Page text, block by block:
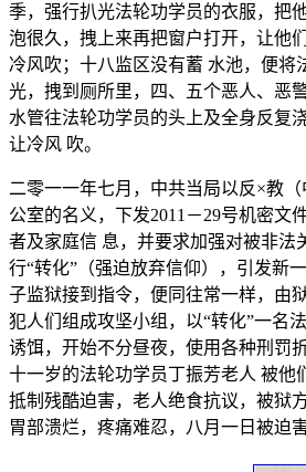
季，强行扒光法轮功学员的衣服，把
泡很久，拽上来再把窗户打开，让他
冷风吹；十八监区没有蓄 水池，便将
光，拽到厕所里，四、五个恶人、恶
水管往法轮功学员的头上及全身反复
让冷风 吹。
二零一一年七月，中共当局以反×教
公室的名义，下发2011－29号机密文
者及家庭信 息，并要求加强对被非法
行“转化”（强迫放弃信仰），引发新
子监狱接到指令，便同往常一样，由
犯人们组成攻坚小组，以“转化”一名
诱饵，开始不分昼夜，使用各种刑罚
十一岁的法轮功学员丁振芳老人 被他
抵制残酷迫害，老人绝食抗议，被狱
胃部溃烂，疼痛难忍，八月一日被迫害